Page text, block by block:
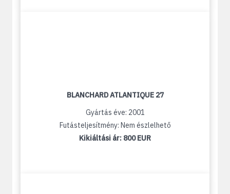
BLANCHARD ATLANTIQUE 27
Gyártás éve: 2001
Futásteljesítmény: Nem észlelhető
Kikiáltási ár: 800 EUR